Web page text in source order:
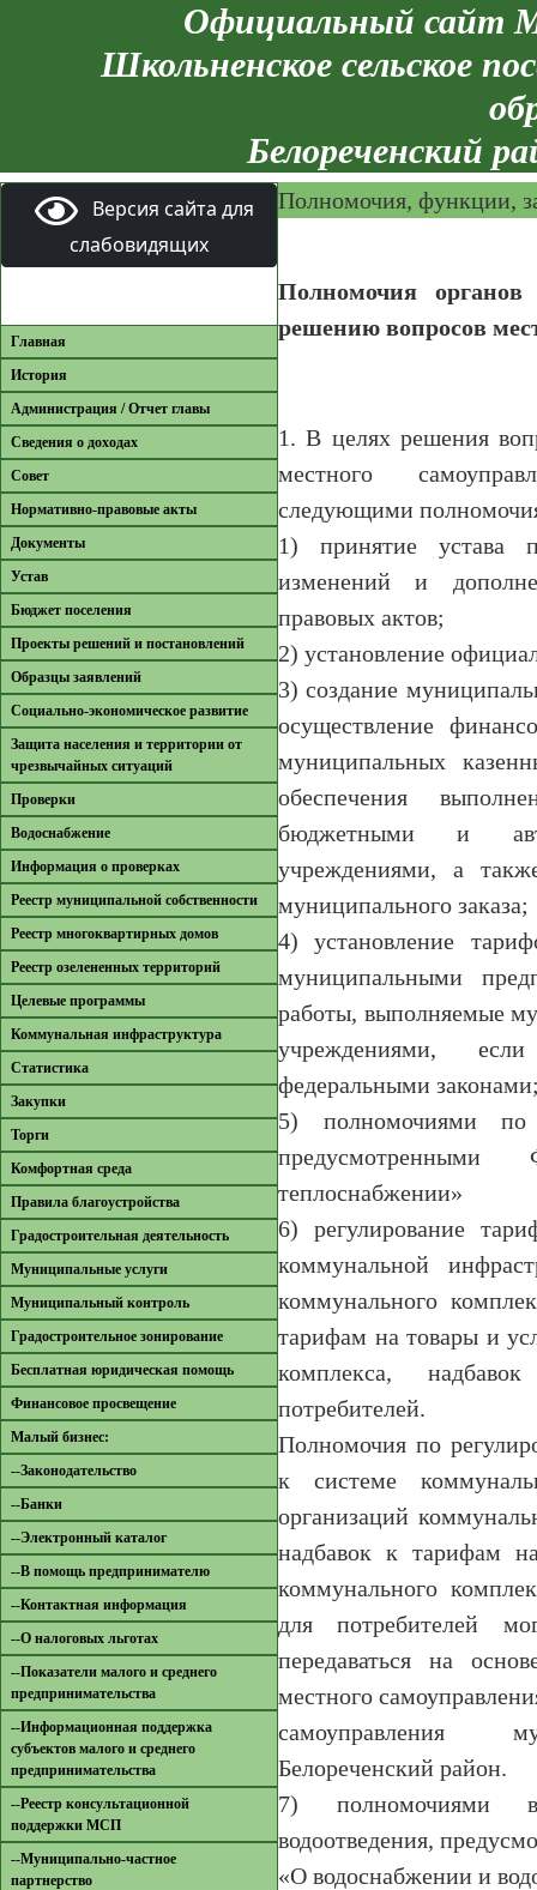
Официальный сайт
Школьненское сельское
Белореченский
Версия сайта для
слабовидящих
Главная
История
Администрация / Отчет главы
Сведения о доходах
Совет
Нормативно-правовые акты
Документы
Устав
Бюджет поселения
Проекты решений и постановлений
Образцы заявлений
Cоциально-экономическое развитие
Защита населения и территории от
чрезвычайных ситуаций
Проверки
Водоснабжение
Информация о проверках
Реестр муниципальной собственности
Реестр многоквартирных домов
Реестр озелененных территорий
Целевые программы
Коммунальная инфраструктура
Cтатистика
Закупки
Торги
Комфортная среда
Правила благоустройства
Градостроительная деятельность
Муниципальные услуги
Муниципальный контроль
Градостроительное зонирование
Бесплатная юридическая помощь
Финансовое просвещение
Малый бизнес:
--Законодательство
--Банки
--Электронный каталог
--В помощь предпринимателю
--Контактная информация
--О налоговых льготах
--Показатели малого и среднего
предпринимательства
--Информационная поддержка
субъектов малого и среднего
предпринимательства
--Реестр консультационной
поддержки МСП
--Муниципально-частное
партнерство
Полномочия, функции,
Полномочия органов
решению вопросов
1. В целях решения
местного
следующими
1) принятие устава
изменений и
правовых актов;
2) установление
3) создание
осуществление
муниципальных
обеспечения
бюджетными и
учреждениями, а
муниципального заказа;
4) установление
муниципальными
работы, выполняемые
учреждениями,
федеральными
5) полномочиями по
теплоснабжении»
6) регулирование
коммунальной
коммунального
тарифам на товары и
комплекса,
потребителей.
Полномочия по
к системе
организаций
надбавок к тарифам
коммунального
для потребителей
передаваться на
местного
самоуправления
Белореченский район.
7) полномочиями
водоотведения,
«О водоснабжении и